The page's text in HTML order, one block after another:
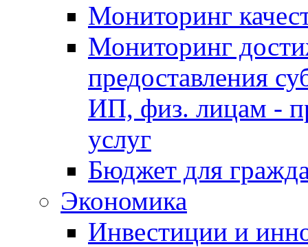
Мониторинг
Мониторинг
предоставления
ИП, физ. лицам -
услуг
Бюджет для
Экономика
Инвестиции и